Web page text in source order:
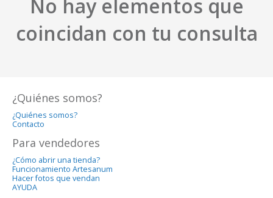
No hay elementos que
coincidan con tu consulta
¿Quiénes somos?
¿Quiénes somos?
Contacto
Para vendedores
¿Cómo abrir una tienda?
Funcionamiento Artesanum
Hacer fotos que vendan
AYUDA